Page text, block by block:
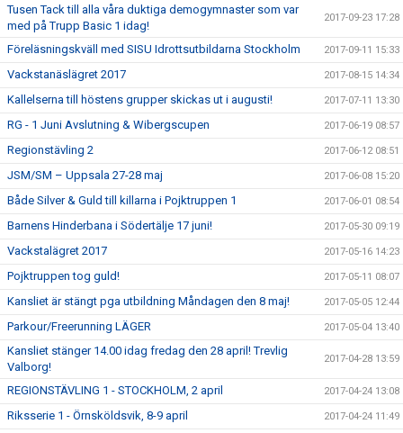
Tusen Tack till alla våra duktiga demogymnaster som var
med på Trupp Basic 1 idag!
2017-09-23 17:28
Föreläsningskväll med SISU Idrottsutbildarna Stockholm 2017-09-11 15:33
Vackstanäslägret 2017 2017-08-15 14:34
Kallelserna till höstens grupper skickas ut i augusti! 2017-07-11 13:30
RG - 1 Juni Avslutning & Wibergscupen 2017-06-19 08:57
Regionstävling 2 2017-06-12 08:51
JSM/SM – Uppsala 27-28 maj 2017-06-08 15:20
Både Silver & Guld till killarna i Pojktruppen 1 2017-06-01 08:54
Barnens Hinderbana i Södertälje 17 juni! 2017-05-30 09:19
Vackstalägret 2017 2017-05-16 14:23
Pojktruppen tog guld! 2017-05-11 08:07
Kansliet är stängt pga utbildning Måndagen den 8 maj! 2017-05-05 12:44
Parkour/Freerunning LÄGER 2017-05-04 13:40
Kansliet stänger 14.00 idag fredag den 28 april! Trevlig
Valborg!
2017-04-28 13:59
REGIONSTÄVLING 1 - STOCKHOLM, 2 april 2017-04-24 13:08
Riksserie 1 - Örnsköldsvik, 8-9 april 2017-04-24 11:49